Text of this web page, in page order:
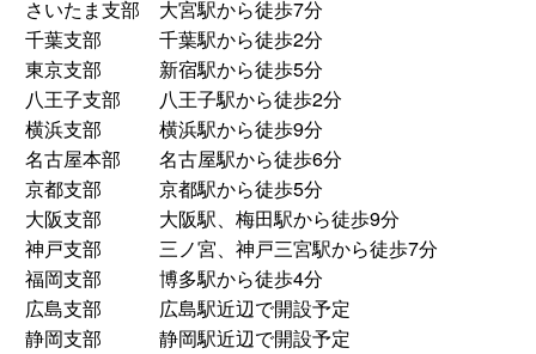
さいたま支部 大宮駅から徒歩7分
千葉支部 千葉駅から徒歩2分
東京支部 新宿駅から徒歩5分
八王子支部 八王子駅から徒歩2分
横浜支部 横浜駅から徒歩9分
名古屋本部 名古屋駅から徒歩6分
京都支部 京都駅から徒歩5分
大阪支部 大阪駅、梅田駅から徒歩9分
神戸支部 三ノ宮、神戸三宮駅から徒歩7分
福岡支部 博多駅から徒歩4分
広島支部 広島駅近辺で開設予定
静岡支部 静岡駅近辺で開設予定